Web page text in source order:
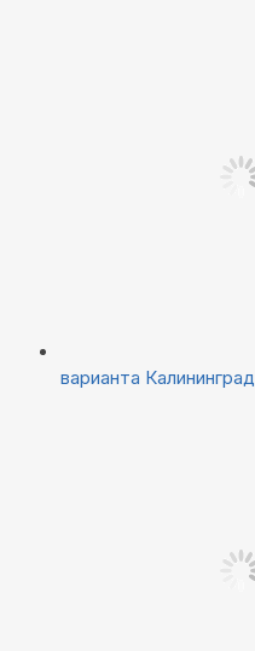
варианта Калининград